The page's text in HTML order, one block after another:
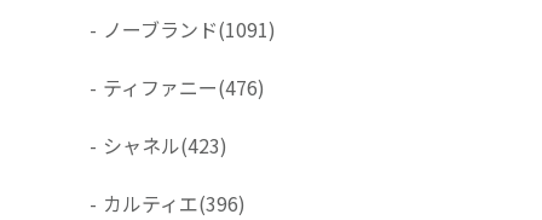
- ノーブランド(1091)
- ティファニー(476)
- シャネル(423)
- カルティエ(396)